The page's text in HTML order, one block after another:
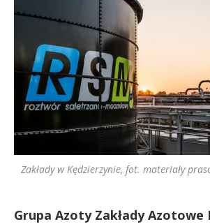
Zakłady w Kędzierzynie, fot. materiały
Grupa Azoty Zakłady Azotowe